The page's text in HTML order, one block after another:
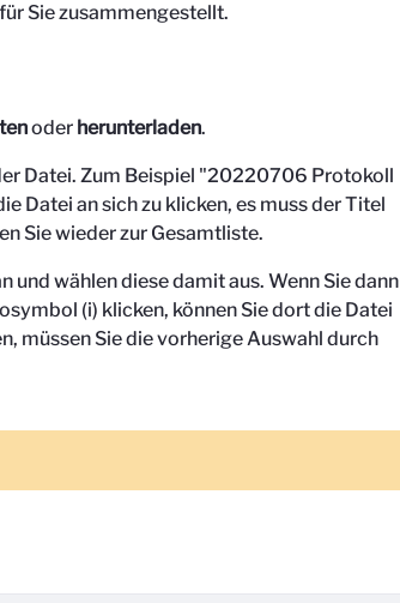
Sie zusammengestellt.
oder herunterladen.
Datei. Zum Beispiel "20220706 Protokoll
Datei an sich zu klicken, es muss der Titel
Sie wieder zur Gesamtliste.
und wählen diese damit aus. Wenn Sie dann
(i) klicken, können Sie dort die Datei
müssen Sie die vorherige Auswahl durch